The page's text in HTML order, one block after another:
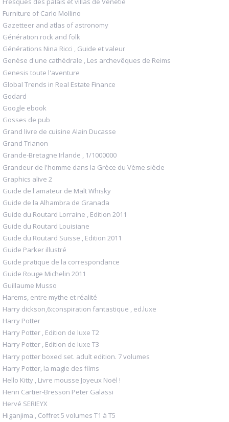
Furniture of Carlo Mollino
Gazetteer and atlas of astronomy
Génération rock and folk
Générations Nina Ricci , Guide et valeur
Genèse d'une cathédrale , Les archevêques de Reims
Genesis toute l'aventure
Global Trends in Real Estate Finance
Godard
Google ebook
Gosses de pub
Grand livre de cuisine Alain Ducasse
Grand Trianon
Grande-Bretagne Irlande , 1/1000000
Grandeur de l'homme dans la Grèce du Vème siècle
Graphics alive 2
Guide de l'amateur de Malt Whisky
Guide de la Alhambra de Granada
Guide du Routard Lorraine , Edition 2011
Guide du Routard Louisiane
Guide du Routard Suisse , Edition 2011
Guide Parker illustré
Guide pratique de la correspondance
Guide Rouge Michelin 2011
Guillaume Musso
Harems, entre mythe et réalité
Harry dickson,6:conspiration fantastique , ed.luxe
Harry Potter
Harry Potter , Edition de luxe T2
Harry Potter , Edition de luxe T3
Harry potter boxed set. adult edition. 7 volumes
Harry Potter, la magie des films
Hello Kitty , Livre mousse Joyeux Noël !
Henri Cartier-Bresson Peter Galassi
Hervé SERIEYX
Higanjima , Coffret 5 volumes T1 à T5